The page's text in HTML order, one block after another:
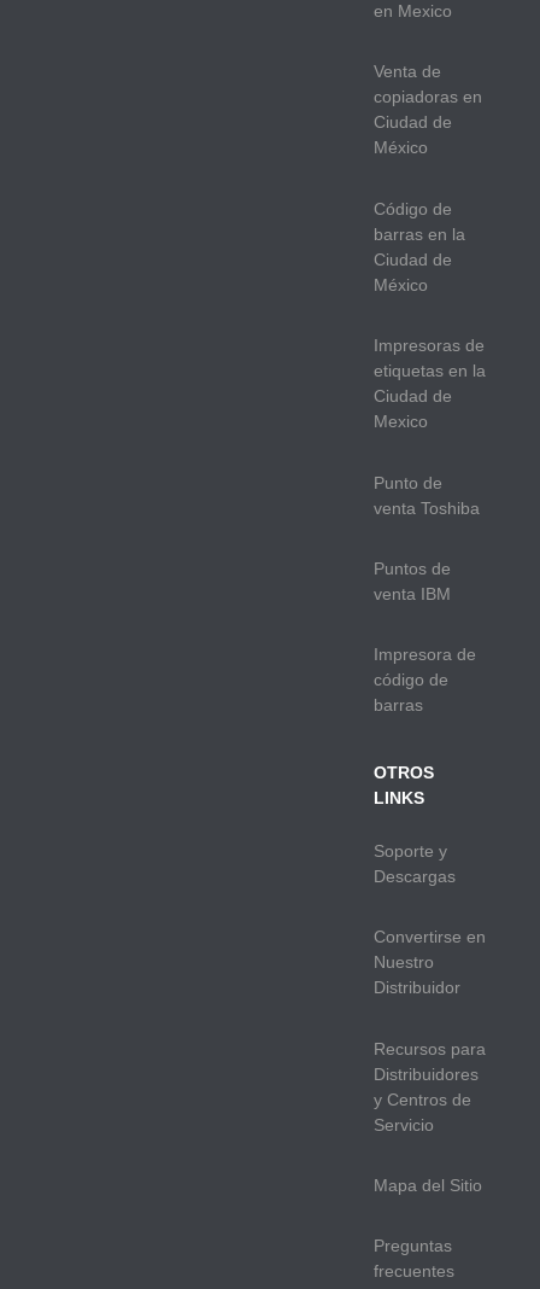
en Mexico
Venta de
copiadoras en
Ciudad de
México
Código de
barras en la
Ciudad de
México
Impresoras de
etiquetas en la
Ciudad de
Mexico
Punto de
venta Toshiba
Puntos de
venta IBM
Impresora de
código de
barras
OTROS
LINKS
Soporte y
Descargas
Convertirse en
Nuestro
Distribuidor
Recursos para
Distribuidores
y Centros de
Servicio
Mapa del Sitio
Preguntas
frecuentes